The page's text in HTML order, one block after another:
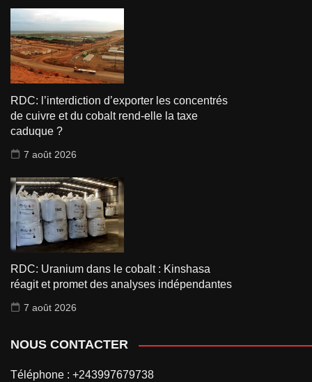
RDC: l’interdiction d’exporter les concentrés
de cuivre et du cobalt rend-elle la taxe
caduque ?
7 août 2026
RDC: Uranium dans le cobalt : Kinshasa
réagit et promet des analyses indépendantes
7 août 2026
NOUS CONTACTER
Téléphone : +243997679738